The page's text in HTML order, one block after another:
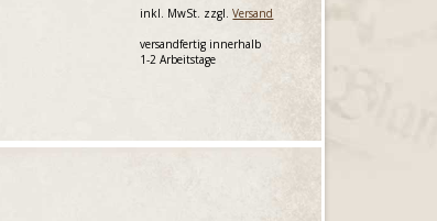
inkl. MwSt. zzgl.Versand
versandfertig innerhalb
1-2 Arbeitstage